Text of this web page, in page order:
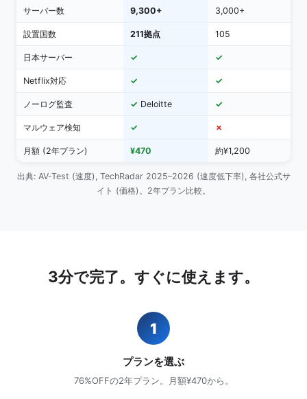
サーバー数 9,300+ 3,000+
設置国数 211拠点 105
日本サーバー ✓ ✓
Netflix対応 ✓ ✓
ノーログ監査 ✓ Deloitte ✓
マルウェア検知 ✓ ✗
月額 (2年プラン) ¥470 約¥1,200
出典: AV-Test (速度), TechRadar 2025–2026 (速度低下率), 各社公式サ
イト (価格)。2年プラン比較。
3分で完了。すぐに使えます。
1
プランを選ぶ
76%OFFの2年プラン。月額¥470から。